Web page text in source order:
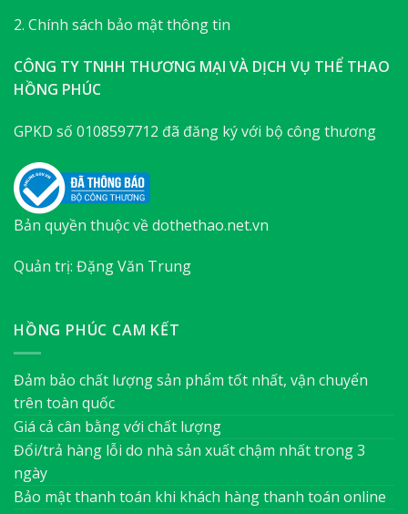
2. Chính sách bảo mật thông tin
CÔNG TY TNHH THƯƠNG MẠI VÀ DỊCH VỤ THỂ THAO
HỒNG PHÚC
GPKD số 0108597712 đã đăng ký với bộ công thương
Bản quyền thuộc về dothethao.net.vn
Quản trị: Đặng Văn Trung
HỒNG PHÚC CAM KẾT
Đảm bảo chất lượng sản phẩm tốt nhất, vận chuyển
trên toàn quốc
Giá cả cân bằng với chất lượng
Đổi/trả hàng lỗi do nhà sản xuất chậm nhất trong 3
ngày
Bảo mật thanh toán khi khách hàng thanh toán online